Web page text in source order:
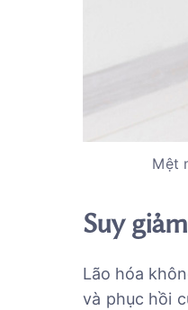
Mệt
Suy
Lão hóa
và phục hồi